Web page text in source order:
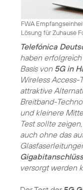
FWA
Lösung für Zuhause
Telefónica
haben
Basis von 5G in
Wireless
attraktive
Breitband-
und kleinere
Test sollte
auch ohne das
versorgt werden